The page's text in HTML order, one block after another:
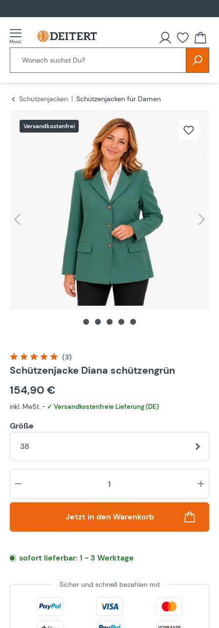
Schützenjacken
Schützenjacken für Damen
Versandkostenfrei
Durchschnittliche Bewertung von 5 von 5 Sternen
(3)
Schützenjacke Diana schützengrün
154,90 €
inkl. MwSt. - ✓ Versandkostenfreie Lieferung (DE)
Größe
38
Jetzt in den Warenkorb
sofort lieferbar: 1 - 3 Werktage
Sicher und schnell bezahlen mit